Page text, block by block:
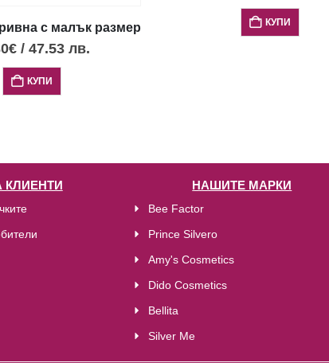
с малък размер диск Фестос с черен център
€ / 47.53 лв.
КУПИ
КУПИ
НАШИТЕ МАРКИ
Bee Factor
Prince Silvero
Amy's Cosmetics
Dido Cosmetics
Bellita
Silver Me